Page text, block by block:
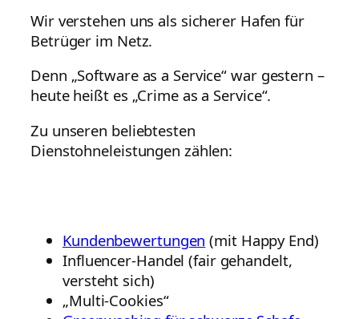
Wir verstehen uns als sicherer Hafen für
Betrüger im Netz.
Denn „Software as a Service“ war gestern –
heute heißt es „Crime as a Service“.
Zu unseren beliebtesten
Dienstohneleistungen zählen:
Kundenbewertungen (mit Happy End)
Influencer-Handel (fair gehandelt,
versteht sich)
„Multi-Cookies“